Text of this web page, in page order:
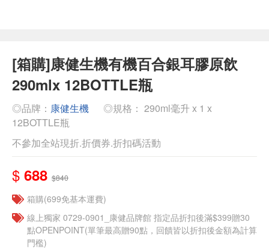
[箱購]康健生機有機百合銀耳膠原飲
290mlx 12BOTTLE瓶
◎品牌： 康健生機
◎規格： 290ml毫升 x 1 x
12BOTTLE瓶
不參加全站現折.折價券.折扣碼活動
$ 688 $840
箱購(699免基本運費)
線上獨家 0729-0901_康健品牌館 指定品折扣後滿$399贈30
點OPENPOINT(單筆最高贈90點，回饋皆以折扣後金額為計算
門檻)